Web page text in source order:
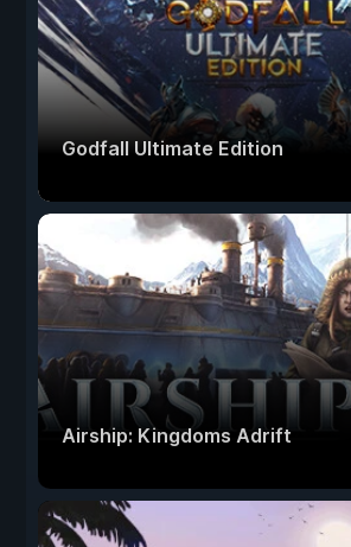
Godfall Ultimate Edition
Airship: Kingdoms Adrift